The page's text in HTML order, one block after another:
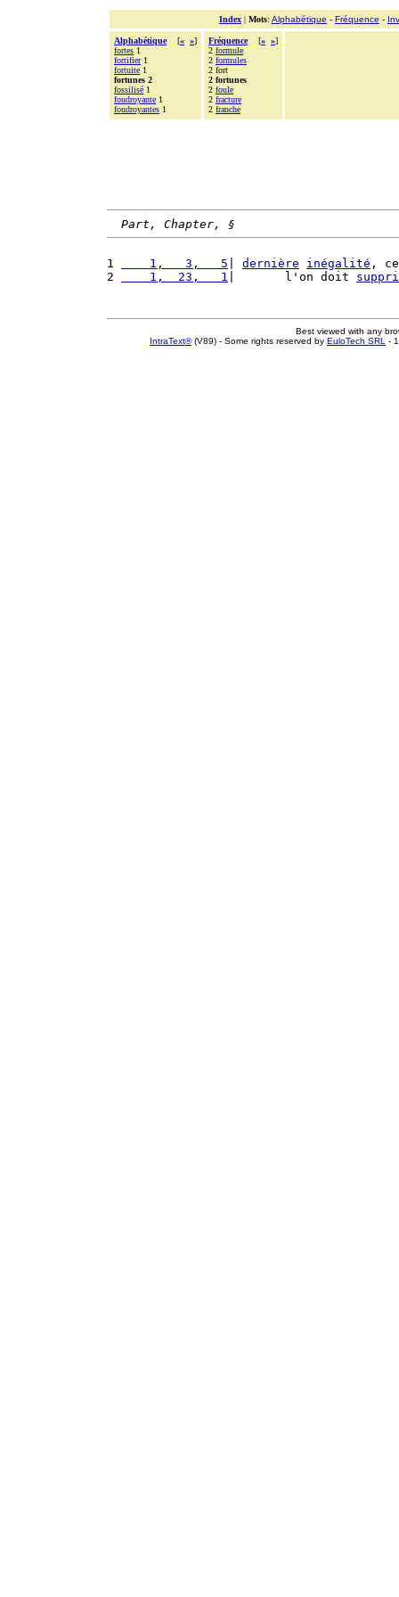
Index | Mots: Alphabétique - Fréquence -
Alphabétique [« »]
fortes 1
fortifier1
fortuite 1
fortunes 2
fossilisé 1
foudroyante 1
foudroyantes 1
Fréquence [« »]
2 formule
2 formules
2 fort
2 fortunes
2 foule
2 fracture
2 franche
Part, Chapter, §
1
    1,   3,   5
dernière inégalité ,
2
    1,  23,   1
|       l'on doit
Best viewed with any
IntraText®(V89) - Some rights reserved by EuloTech SRL -